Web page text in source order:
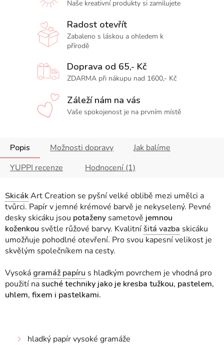
Naše kreativní produkty si zamilujete
Radost otevřít
Zabaleno s láskou a ohledem k
přírodě
Doprava od 65,- Kč
ZDARMA při nákupu nad 1600,- Kč
Záleží nám na vás
Vaše spokojenost je na prvním místě
Popis Možnosti dopravy
Jak balíme
YUPPI recenze
Hodnocení (1)
SkicákArt Creation se pyšní velké oblibě mezi umělci a
tvůrci. Papír v jemné krémové barvě je nekyselený. Pevné
desky skicáku jsou potaženy sametově jemnou
koženkou světle růžové barvy. Kvalitníšitá vazba skicáku
umožňuje pohodlné otevření. Pro svou kapesní velikost je
skvělým společníkem na cesty.
Vysoká gramáž papíru s hladkým povrchem je vhodná pro
použití nasuché techniky jako je kresba tužkou, pastelem,
uhlem, fixem i pastelkami.
hladký papír vysoké gramáže